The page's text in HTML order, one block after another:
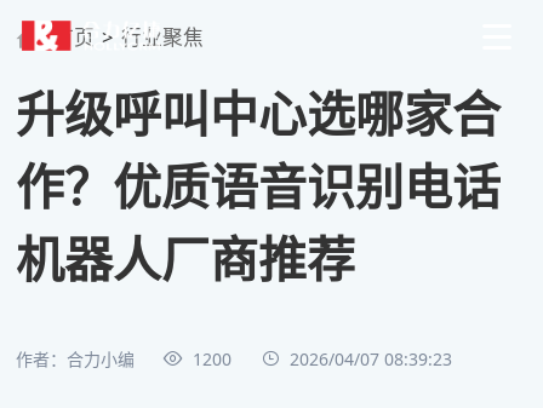
首页 > 行业聚焦
升级呼叫中心选哪家合
作？优质语音识别电话
机器人厂商推荐
作者：合力小编 1200 2026/04/07 08:39:23